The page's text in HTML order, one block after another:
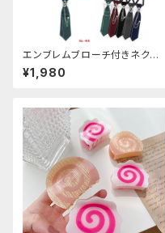
エンブレムブローチ付きネクタ
イ(グリーン)
¥1,980